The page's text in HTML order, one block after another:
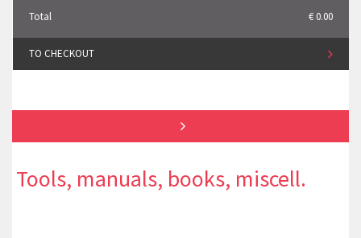
Total
€ 0.00
TO CHECKOUT
Tools, manuals, books, miscell.